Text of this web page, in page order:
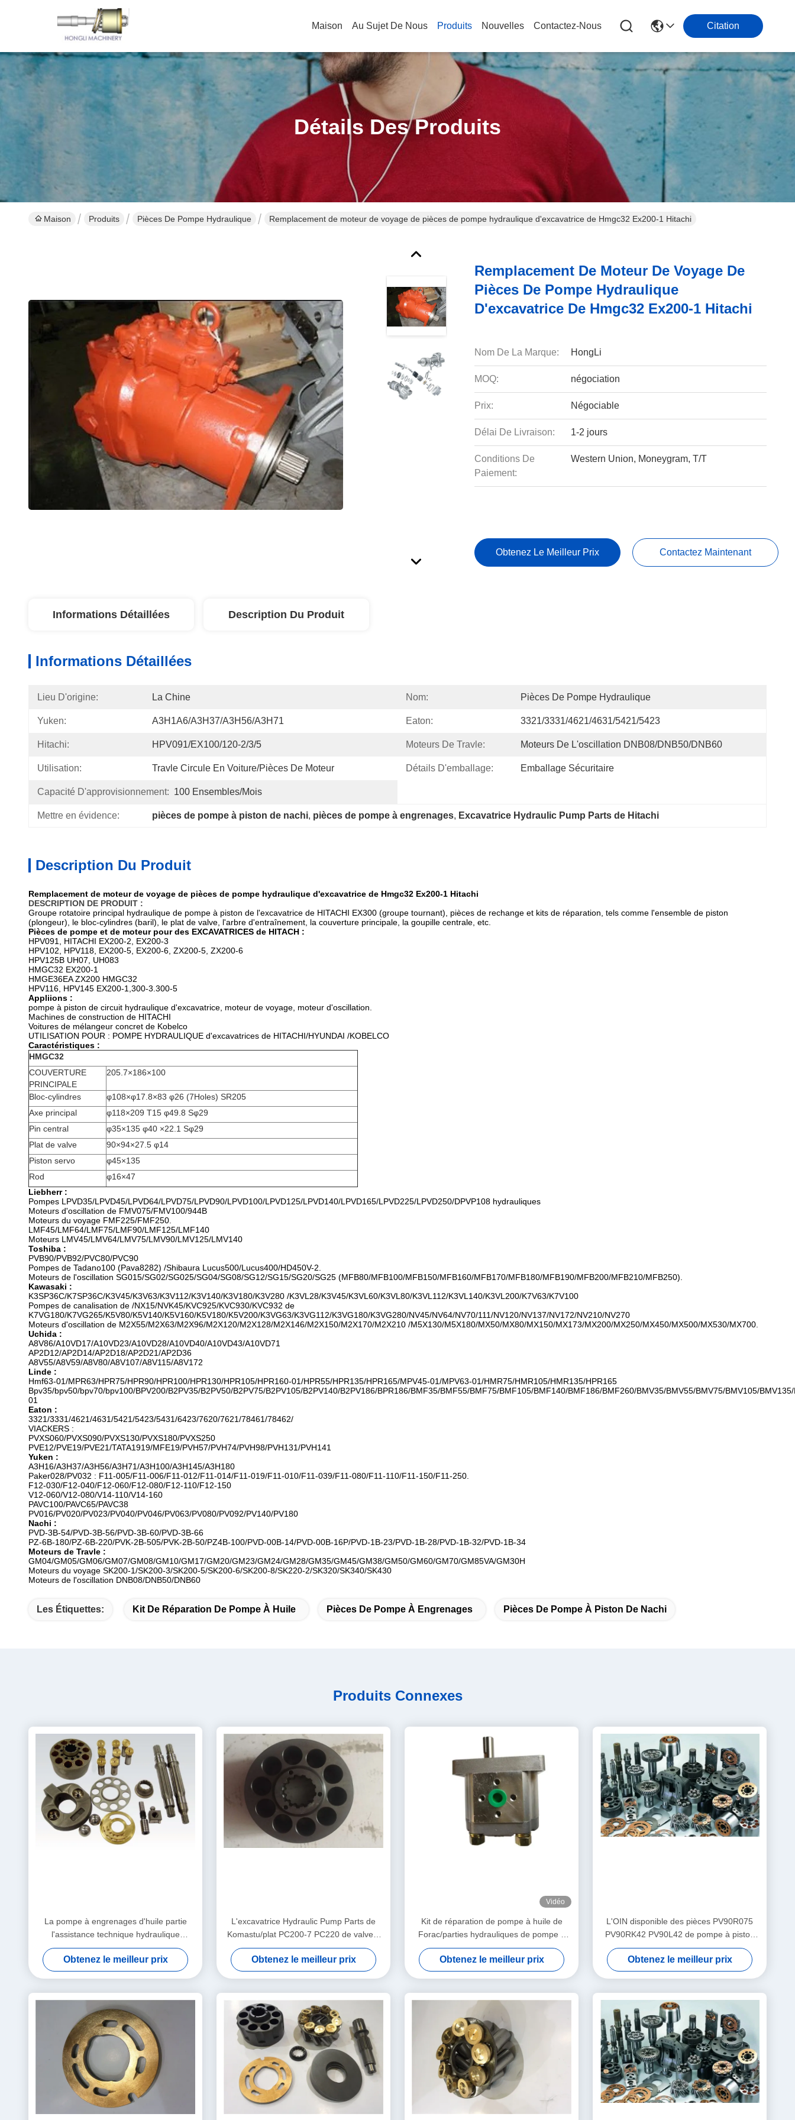
Maison Au Sujet De Nous Produits Nouvelles Contactez-Nous Citation
Détails Des Produits
Maison Produits Pièces De Pompe Hydraulique Remplacement de moteur de voyage de pièces de pompe hydraulique d'excavatrice de Hmgc32 Ex200-1 Hitachi
Remplacement De Moteur De Voyage De
Pièces De Pompe Hydraulique
D'excavatrice De Hmgc32 Ex200-1 Hitachi
Nom De La Marque: HongLi
MOQ: négociation
Prix: Négociable
Délai De Livraison: 1-2 jours
Conditions De
Paiement:
Western Union, Moneygram, T/T
Obtenez Le Meilleur Prix Contactez Maintenant
Informations Détaillées Description Du Produit
Informations Détaillées
Lieu D'origine: La Chine Nom: Pièces De Pompe Hydraulique
Yuken: A3H1A6/A3H37/A3H56/A3H71 Eaton: 3321/3331/4621/4631/5421/5423
Hitachi: HPV091/EX100/120-2/3/5 Moteurs De Travle: Moteurs De L'oscillation DNB08/DNB50/DNB60
Utilisation: Travle Circule En Voiture/pièces De Moteur Détails D'emballage: Emballage Sécuritaire
Capacité D'approvisionnement: 100 Ensembles/mois
Mettre en évidence: pièces de pompe à piston de nachi, pièces de pompe à engrenages, Excavatrice Hydraulic Pump Parts de Hitachi
Description Du Produit
Remplacement de moteur de voyage de pièces de pompe hydraulique d'excavatrice de Hmgc32 Ex200-1 Hitachi
DESCRIPTION DE PRODUIT :
Groupe rotatoire principal hydraulique de pompe à piston de l'excavatrice de HITACHI EX300 (groupe tournant), pièces de rechange et kits de réparation, tels comme l'ensemble de piston
(plongeur), le bloc-cylindres (baril), le plat de valve, l'arbre d'entraînement, la couverture principale, la goupille centrale, etc.
Pièces de pompe et de moteur pour des EXCAVATRICES de HITACH :
HPV091, HITACHI EX200-2, EX200-3
HPV102, HPV118, EX200-5, EX200-6, ZX200-5, ZX200-6
HPV125B UH07, UH083
HMGC32 EX200-1
HMGE36EA ZX200 HMGC32
HPV116, HPV145 EX200-1,300-3.300-5
Appliions :
pompe à piston de circuit hydraulique d'excavatrice, moteur de voyage, moteur d'oscillation.
Machines de construction de HITACHI
Voitures de mélangeur concret de Kobelco
UTILISATION POUR : POMPE HYDRAULIQUE d'excavatrices de HITACHI/HYUNDAI /KOBELCO
Caractéristiques :
HMGC32
COUVERTURE
PRINCIPALE
205.7×186×100
Bloc-cylindres
φ108×φ17.8×83 φ26 (7Holes) SR205
Axe principal
φ118×209 T15 φ49.8 Sφ29
Pin central
φ35×135 φ40 ×22.1 Sφ29
Plat de valve
90×94×27.5 φ14
Piston servo
φ45×135
Rod
φ16×47
Liebherr :
Pompes LPVD35/LPVD45/LPVD64/LPVD75/LPVD90/LPVD100/LPVD125/LPVD140/LPVD165/LPVD225/LPVD250/DPVP108 hydrauliques
Moteurs d'oscillation de FMV075/FMV100/944B
Moteurs du voyage FMF225/FMF250.
LMF45/LMF64/LMF75/LMF90/LMF125/LMF140
Moteurs LMV45/LMV64/LMV75/LMV90/LMV125/LMV140
Toshiba :
PVB90/PVB92/PVC80/PVC90
Pompes de Tadano100 (Pava8282) /Shibaura Lucus500/Lucus400/HD450V-2.
Moteurs de l'oscillation SG015/SG02/SG025/SG04/SG08/SG12/SG15/SG20/SG25 (MFB80/MFB100/MFB150/MFB160/MFB170/MFB180/MFB190/MFB200/MFB210/MFB250).
Kawasaki :
K3SP36C/K7SP36C/K3V45/K3V63/K3V112/K3V140/K3V180/K3V280 /K3VL28/K3V45/K3VL60/K3VL80/K3VL112/K3VL140/K3VL200/K7V63/K7V100
Pompes de canalisation de /NX15/NVK45/KVC925/KVC930/KVC932 de
K7VG180/K7VG265/K5V80/K5V140/K5V160/K5V180/K5V200/K3VG63/K3VG112/K3VG180/K3VG280/NV45/NV64/NV70/111/NV120/NV137/NV172/NV210/NV270
Moteurs d'oscillation de M2X55/M2X63/M2X96/M2X120/M2X128/M2X146/M2X150/M2X170/M2X210 /M5X130/M5X180/MX50/MX80/MX150/MX173/MX200/MX250/MX450/MX500/MX530/MX700.
Uchida :
A8V86/A10VD17/A10VD23/A10VD28/A10VD40/A10VD43/A10VD71
AP2D12/AP2D14/AP2D18/AP2D21/AP2D36
A8V55/A8V59/A8V80/A8V107/A8V115/A8V172
Linde :
Hmf63-01/MPR63/HPR75/HPR90/HPR100/HPR130/HPR105/HPR160-01/HPR55/HPR135/HPR165/MPV45-01/MPV63-01/HMR75/HMR105/HMR135/HPR165
Bpv35/bpv50/bpv70/bpv100/BPV200/B2PV35/B2PV50/B2PV75/B2PV105/B2PV140/B2PV186/BPR186/BMF35/BMF55/BMF75/BMF105/BMF140/BMF186/BMF260/BMV35/BMV55/BMV75/BMV105/
01
Eaton :
3321/3331/4621/4631/5421/5423/5431/6423/7620/7621/78461/78462/
VIACKERS :
PVXS060/PVXS090/PVXS130/PVXS180/PVXS250
PVE12/PVE19/PVE21/TATA1919/MFE19/PVH57/PVH74/PVH98/PVH131/PVH141
Yuken :
A3H16/A3H37/A3H56/A3H71/A3H100/A3H145/A3H180
Paker028/PV032 : F11-005/F11-006/F11-012/F11-014/F11-019/F11-010/F11-039/F11-080/F11-110/F11-150/F11-250.
F12-030/F12-040/F12-060/F12-080/F12-110/F12-150
V12-060/V12-080/V14-110/V14-160
PAVC100/PAVC65/PAVC38
PV016/PV020/PV023/PV040/PV046/PV063/PV080/PV092/PV140/PV180
Nachi :
PVD-3B-54/PVD-3B-56/PVD-3B-60/PVD-3B-66
PZ-6B-180/PZ-6B-220/PVK-2B-505/PVK-2B-50/PZ4B-100/PVD-00B-14/PVD-00B-16P/PVD-1B-23/PVD-1B-28/PVD-1B-32/PVD-1B-34
Moteurs de Travle :
GM04/GM05/GM06/GM07/GM08/GM10/GM17/GM20/GM23/GM24/GM28/GM35/GM45/GM38/GM50/GM60/GM70/GM85VA/GM30H
Moteurs du voyage SK200-1/SK200-3/SK200-5/SK200-6/SK200-8/SK220-2/SK320/SK340/SK430
Moteurs de l'oscillation DNB08/DNB50/DNB60
Les Étiquettes: Kit De Réparation De Pompe À Huile Pièces De Pompe À Engrenages Pièces De Pompe À Piston De Nachi
Produits Connexes
La pompe à engrenages d'huile partie
l'assistance technique hydraulique
PVG100 PVG120 PVG075 d'excavatrice
Obtenez le meilleur prix
L'excavatrice Hydraulic Pump Parts de
Komastu/plat PC200-7 PC220 de valve a
adapté aux besoins du client
Obtenez le meilleur prix
Vidéo
Kit de réparation de pompe à huile de
Forac/parties hydrauliques de pompe à
engrenages expédition - de 3 jours
ouvrables
Obtenez le meilleur prix
L'OIN disponible des pièces PV90R075
PV90RK42 PV90L42 de pompe à piston
de Nachi certifient
Obtenez le meilleur prix